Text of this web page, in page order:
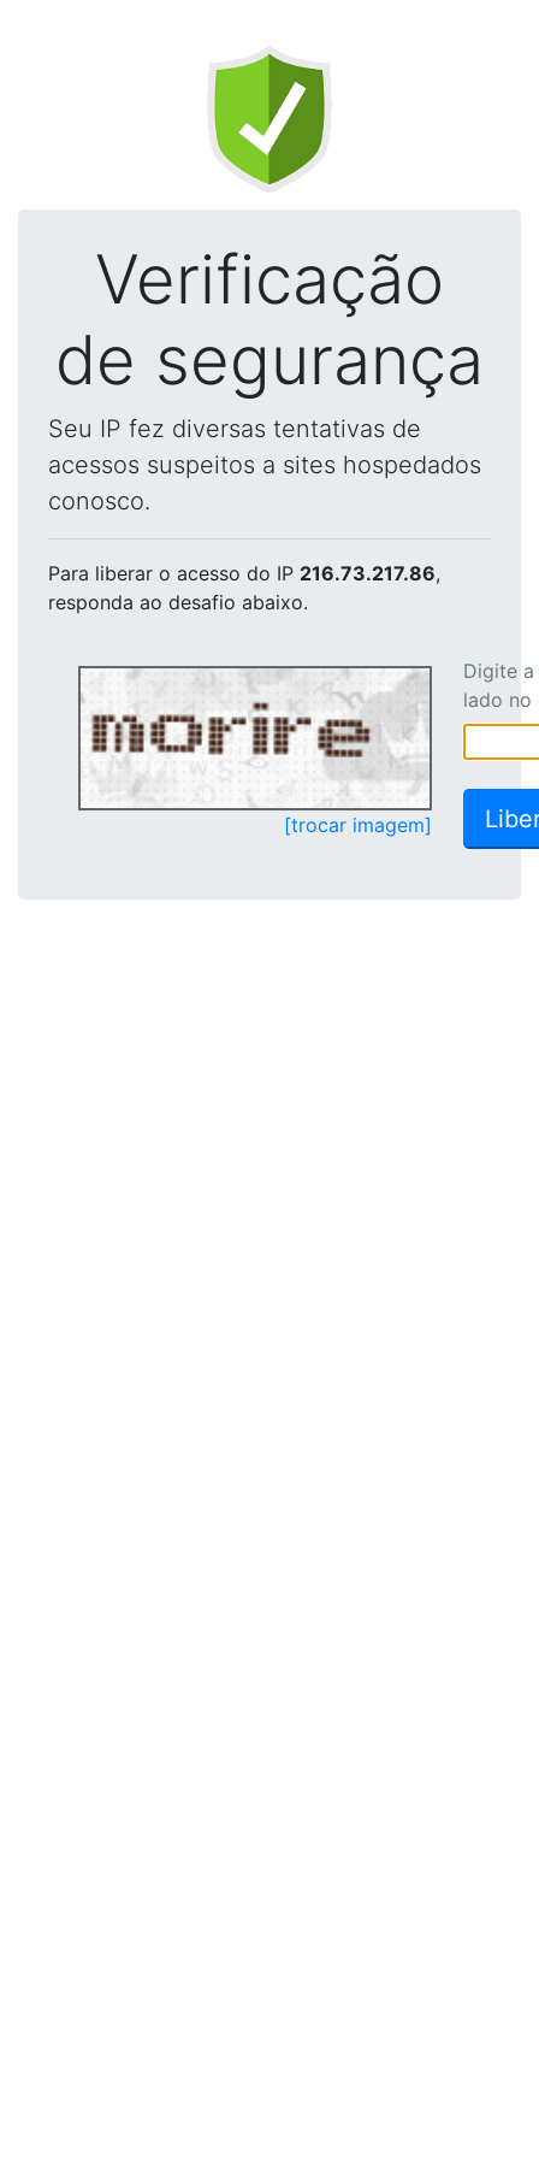
Verificação
de segurança
Seu IP fez diversas tentativas de
acessos suspeitos a sites hospedados
conosco.
Para liberar o acesso do IP 216.73.217.86,
responda ao desafio abaixo.
[trocar imagem]
Digite
lado no